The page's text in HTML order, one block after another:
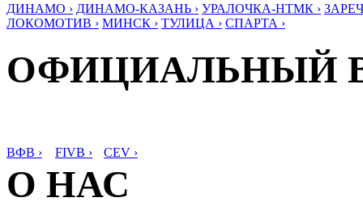
ДИНАМО › ДИНАМО-КАЗАНЬ › УРАЛОЧКА-НТМК ›
ЛОКОМОТИВ › МИНСК › ТУЛИЦА › СПАРТА ›
ОФИЦИАЛЬНЫЙ
ВФВ › FIVB › CEV ›
О НАС